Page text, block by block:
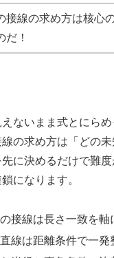
接線の求め方は核心
だ！
ないまま式とにら
の求め方は「どの
に決めるだけで難
になります。
接線は長さ一致を軸
線は距離条件で一発